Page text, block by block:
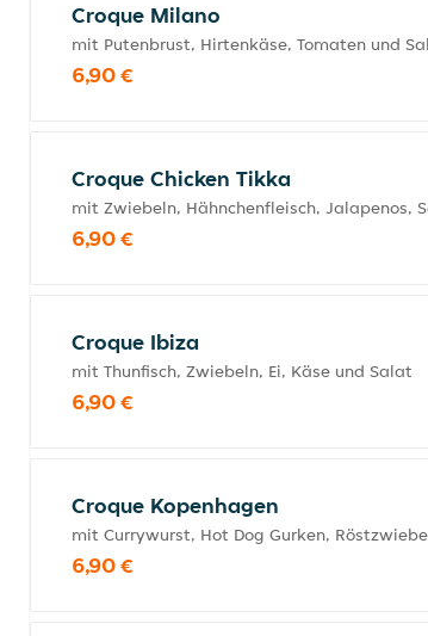
Croque Milano
mit Putenbrust, Hirtenkäse, Tomaten und
6,90 €
Croque Chicken Tikka
mit Zwiebeln, Hähnchenfleisch, Jalapenos,
6,90 €
Croque Ibiza
mit Thunfisch, Zwiebeln, Ei, Käse und Salat
6,90 €
Croque Kopenhagen
mit Currywurst, Hot Dog Gurken,
6,90 €